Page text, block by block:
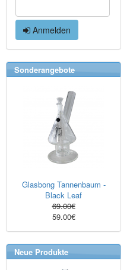
Anmelden
Sonderangebote
Glasbong Tannenbaum -
Black Leaf
69.00€
59.00€
Neue Produkte